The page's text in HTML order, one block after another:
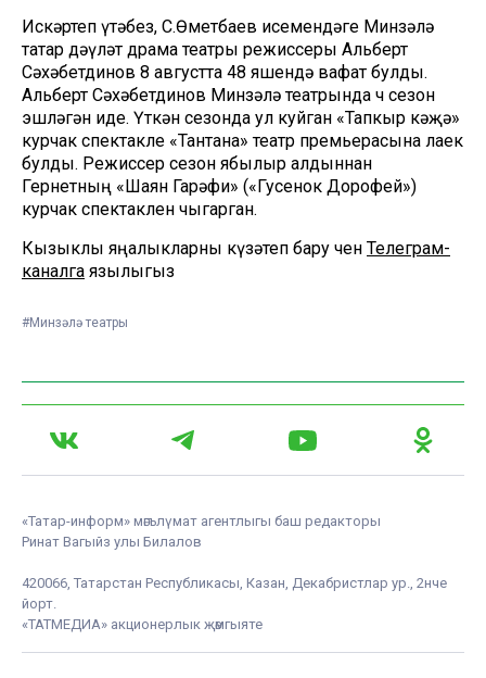
Искәртеп үтәбез, С.Өметбаев исемендәге Минзәлә
татар дәүләт драма театры режиссеры Альберт
Сәхәбетдинов 8 августта 48 яшендә вафат булды.
Альберт Сәхәбетдинов Минзәлә театрында өч сезон
эшләгән иде. Үткән сезонда ул куйган «Тапкыр кәҗә»
курчак спектакле «Тантана» театр премьерасына лаек
булды. Режиссер сезон ябылыр алдыннан
Гернетның «Шаян Гарәфи» («Гусенок Дорофей»)
курчак спектаклен чыгарган.
Кызыклы яңалыкларны күзәтеп бару өчен Телеграм-
каналга язылыгыз
#Минзәлә театры
«Татар-информ» мәгълүмат агентлыгы баш редакторы
Ринат Вагыйз улы Билалов
420066, Татарстан Республикасы, Казан, Декабристлар ур., 2нче
йорт.
«ТАТМЕДИА» акционерлык җәмгыяте